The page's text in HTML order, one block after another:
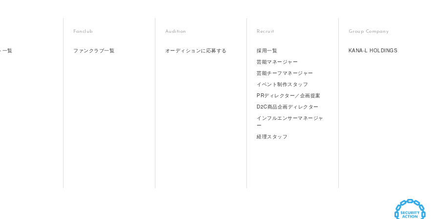
一覧
Fanclub
ファンクラブ一覧
Audition
オーディションに応募する
Recruit
採用一覧
芸能マネージャー
芸能チーフマネージャー
イベント制作スタッフ
PRディレクター／企画提案
D2C商品企画ディレクター
インフルエンサーマネージャ
ー
経理スタッフ
Group Company
KANA-L HOLDINGS